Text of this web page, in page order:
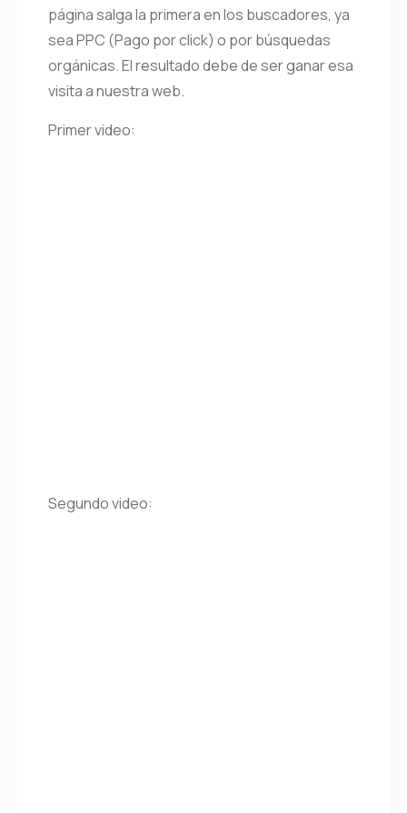
página salga la primera en los buscadores, ya
sea PPC (Pago por click) o por búsquedas
orgánicas. El resultado debe de ser ganar esa
visita a nuestra web.
Primer video:
Segundo video: